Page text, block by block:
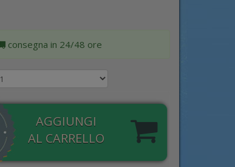
consegna in 24/48 ore
AGGIUNGI
AL CARRELLO